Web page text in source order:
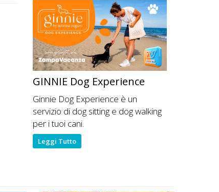
GINNIE Dog Experience
Ginnie Dog Experience è un
servizio di dog sitting e dog walking
per i tuoi cani.
Leggi Tutto